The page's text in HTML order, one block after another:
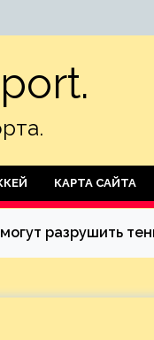
КАРТА САЙТА
разрушить